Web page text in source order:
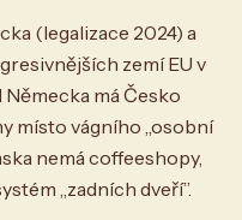
(legalizace 2024) a
zemí EU v
má Česko
místo vágního „osobní
nemá coffeeshopy,
„zadních dveří”.